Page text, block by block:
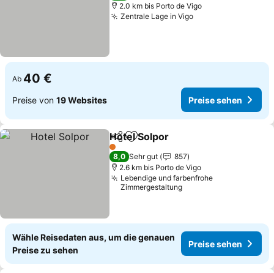
2.0 km bis Porto de Vigo
Zentrale Lage in Vigo
Ab 40 €
Preise von 19 Websites Preise sehen
TeilenZu Favoriten hinzufügen
Hotel Solpor
1 Sterne
8,0 Sehr gut
857
2.6 km bis Porto de Vigo
Lebendige und farbenfrohe
Zimmergestaltung
Wähle Reisedaten aus, um die genauen
Preise zu sehen
Preise sehen